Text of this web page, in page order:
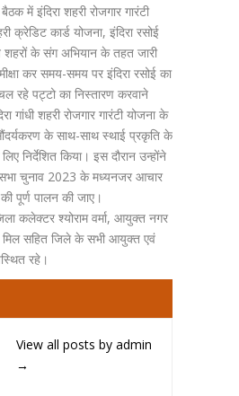
में इंदिरा शहरी रोजगार गारंटी
क्रेडिट कार्ड योजना, इंदिरा रसोई
शहरों के संग अभियान के तहत जारी
कर समय-समय पर इंदिरा रसोई का
रहे पट्टो का निस्तारण करवाने
गांधी शहरी रोजगार गारंटी योजना के
के साथ-साथ स्थाई प्रकृति के
निर्देशित किया। इस दौरान उन्होंने
चुनाव 2023 के मध्यनजर आचार
पूर्ण पालन की जाए।
कलेक्टर श्योराम वर्मा, आयुक्त नगर
मिल सहित जिले के सभी आयुक्त एवं
रहे।
View all posts by admin
→